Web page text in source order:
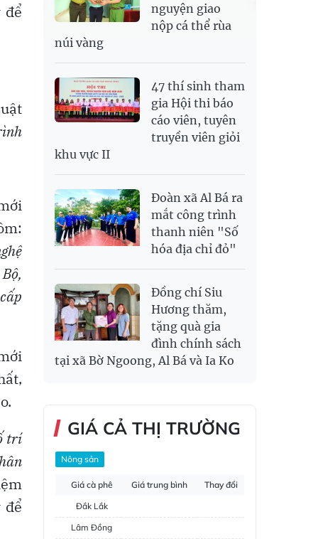
để
trí
để
nguyện giao
nộp cá thể rùa
núi vàng
47 thí sinh tham
gia Hội thi báo
cáo viên, tuyên
truyền viên giỏi
khu vực II
Đoàn xã Al Bá ra
mắt công trình
thanh niên "Số
hóa địa chỉ đỏ"
Đồng chí Siu
Hương thăm,
tặng quà gia
đình chính sách
tại xã Bờ Ngoong, Al Bá và Ia Ko
GIÁ CẢ THỊ TRƯỜNG
Nông sản
Giá cà phê Giá trung bình
Thay đổi
Đắk Lắk
Lâm Đồng